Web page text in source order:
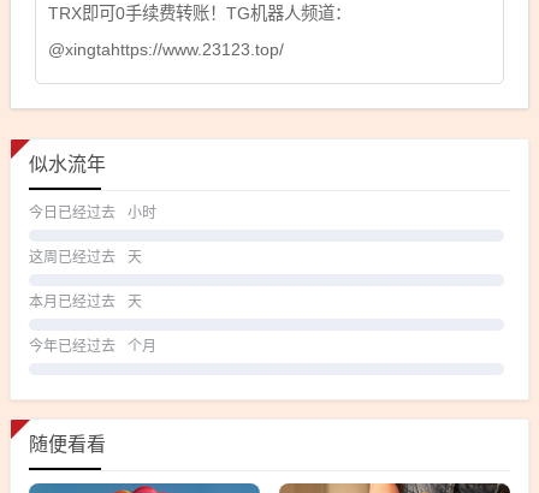
TRX即可0手续费转账！TG机器人频道：
@xingtahttps://www.23123.top/
似水流年
今日已经过去 小时
这周已经过去 天
本月已经过去 天
今年已经过去 个月
随便看看